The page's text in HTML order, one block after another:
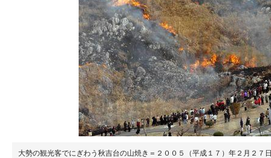
大勢の観光客でにぎわう秋吉台の山焼き＝２００５（平成１７）年２月２７